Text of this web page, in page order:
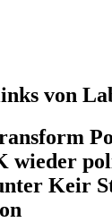
von
wieder
Keir